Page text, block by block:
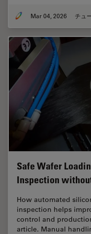
Mar 04, 2026 チュ
Safe Wafer
Inspection
How automated
inspection helps
control and
article. Manual